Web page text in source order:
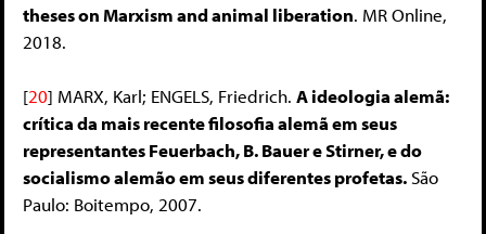
theses on Marxism and animal liberation. MR Online,
2018.
[20] MARX, Karl; ENGELS, Friedrich. A ideologia alemã:
crítica da mais recente filosofia alemã em seus
representantes Feuerbach, B. Bauer e Stirner, e do
socialismo alemão em seus diferentes profetas.São
Paulo: Boitempo, 2007.